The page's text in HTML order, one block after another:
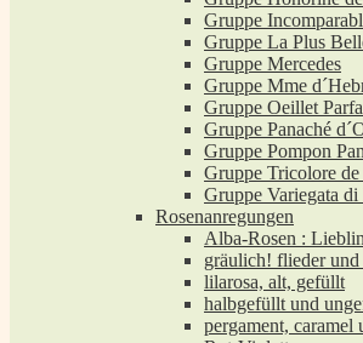
Gruppe
Gruppe La Plus
Gruppe Mercedes
Gruppe Mme
Gruppe Oeillet
Gruppe Panaché
Gruppe Pompon
Gruppe Tricolore
Gruppe Variegata
Rosenanregungen
Alba-Rosen :
gräulich! flieder und
lilarosa, alt, gefüllt
halbgefüllt und
pergament, caramel